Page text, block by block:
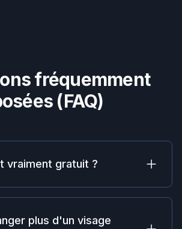
fréquemment
(FAQ)
vraiment gratuit ?
plus d'un visage